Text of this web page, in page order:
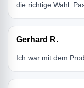
die richtige Wahl.
Gerhard R.
Ich war mit dem